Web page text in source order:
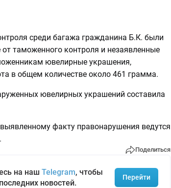
среди багажа гражданина Б.К. были
таможенного контроля и незаявленные
ювелирные украшения,
в общем количестве около 461 грамма.
ювелирных украшений составила
факту правонарушения ведутся
Поделиться
на наш Telegram, чтобы
новостей.
Перейти